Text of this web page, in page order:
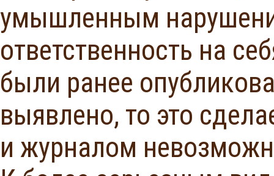
умышленным
ответственность на
были ранее
выявлено, то это
и журналом